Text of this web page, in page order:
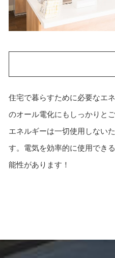
住宅で暮らすために必要なエ
のオール電化にもしっかりと
エネルギーは一切使用しない
す。電気を効率的に使用でき
能性があります！